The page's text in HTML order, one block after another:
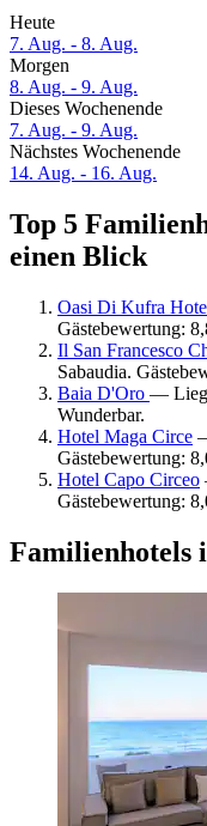
Heute
7. Aug. - 8. Aug.
Morgen
8. Aug. - 9. Aug.
Dieses Wochenende
7. Aug. - 9. Aug.
Nächstes Wochenende
14. Aug. - 16. Aug.
Top 5
einen Blick
Oasi Di Kufra
Gästebewertung:
Il San Francesco
Sabaudia.
Baia D'Oro —
Wunderbar.
Hotel Maga Circe
Gästebewertung:
Hotel Capo Circeo
Gästebewertung:
Familienhotels